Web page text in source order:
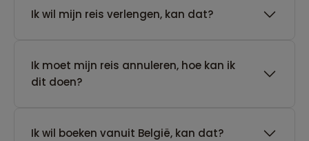
Ik wil mijn reis verlengen, kan dat?
Ik moet mijn reis annuleren, hoe kan ik
dit doen?
Ik wil boeken vanuit België, kan dat?